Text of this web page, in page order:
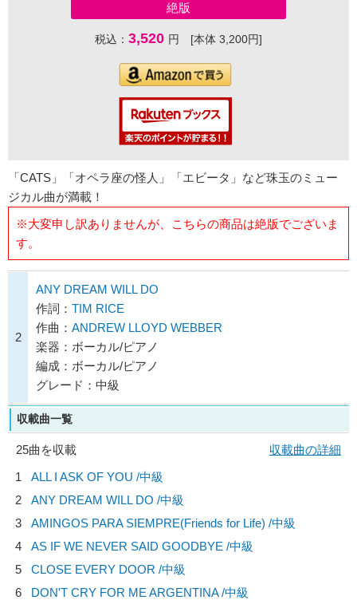
絶版
税込： 3,520 円 [本体 3,200円]
「CATS」「オペラ座の怪人」「エビータ」など珠玉のミュー
ジカル曲が満載！
※大変申し訳ありませんが、こちらの商品は絶版でございま
す。
2
ANY DREAM WILL DO
作詞： TIM RICE
作曲： ANDREW LLOYD WEBBER
楽器：ボーカル/ピアノ
編成：ボーカル/ピアノ
グレード：中級
収載曲一覧
25曲を収載
収載曲の詳細
1
ALL I ASK OF YOU /中級
2
ANY DREAM WILL DO /中級
3
AMINGOS PARA SIEMPRE(Friends for Life) /中級
4
AS IF WE NEVER SAID GOODBYE /中級
5
CLOSE EVERY DOOR /中級
6
DON'T CRY FOR ME ARGENTINA /中級